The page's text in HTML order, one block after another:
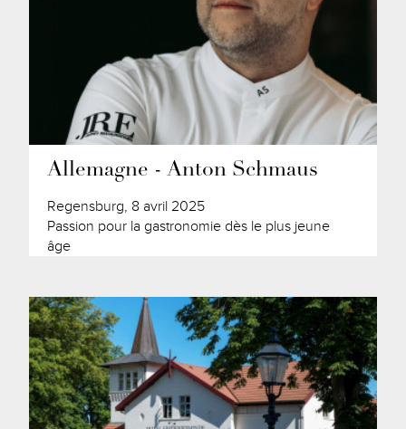
Allemagne - Anton Schmaus
Regensburg, 8 avril 2025
Passion pour la gastronomie dès le plus jeune
âge